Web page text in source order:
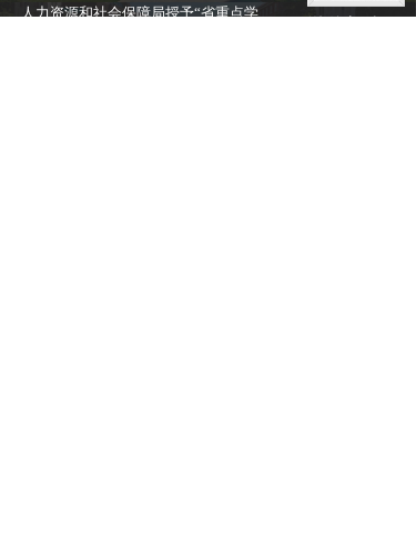
人力资源和社会保障局授予“省重点学